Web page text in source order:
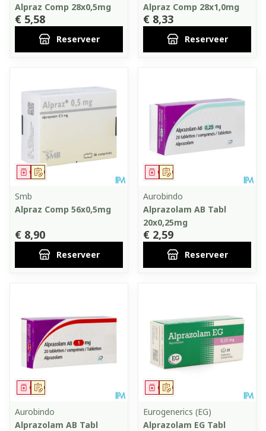
Alpraz Comp 28x0,5mg
€ 5,58
Reserveer
Alpraz Comp 28x1,0mg
€ 8,33
Reserveer
Op voorschrift
Geneesmiddel
Smb
Alpraz Comp 56x0,5mg
€ 8,90
Reserveer
Op voorschrift
Geneesmiddel
Aurobindo
Alprazolam AB Tabl
20x0,25mg
€ 2,59
Reserveer
Op voorschrift
Geneesmiddel
Aurobindo
Alprazolam AB Tabl
Op voorschrift
Geneesmiddel
Eurogenerics (EG)
Alprazolam EG Tabl